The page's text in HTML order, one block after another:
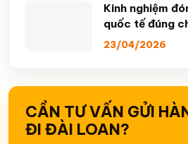
Kinh nghiệm
quốc tế đúng
23/04/2026
CẦN TƯ VẤN GỬI
ĐI ĐÀI LOAN?